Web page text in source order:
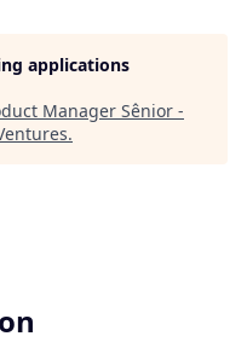
applications
Manager Sênior -
.